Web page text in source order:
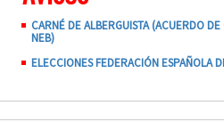
CARNÉ DE ALBERGUISTA (ACUERDO
NEB)
ELECCIONES FEDERACIÓN ESPAÑOLA